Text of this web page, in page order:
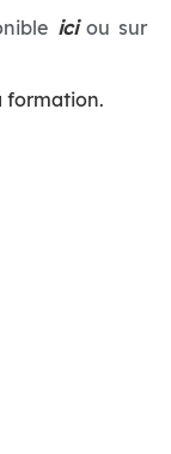
ici ou sur
formation.